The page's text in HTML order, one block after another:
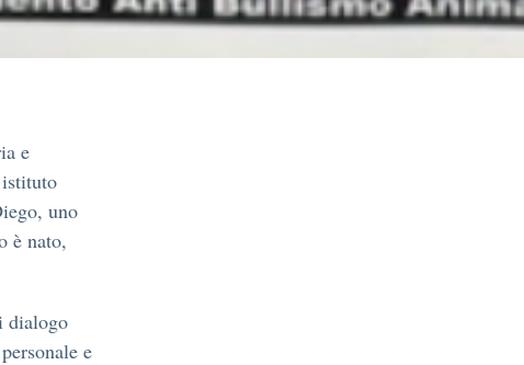
e
uno
è nato,
dialogo
e